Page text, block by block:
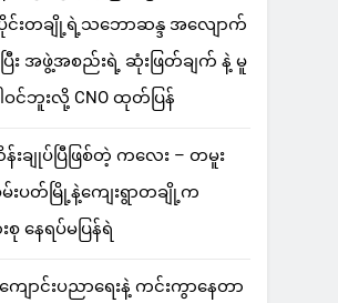
ပိုင်းတချို့ရဲ့သဘောဆန္ဒ အလျောက်
ြီး အဖွဲ့အစည်းရဲ့ ဆုံးဖြတ်ချက် နဲ့ မူ
ဝင်ဘူးလို့ CNO ထုတ်ပြန်
းချုပ်ပြီဖြစ်တဲ့ ကလေး – တမူး
းပတ်မြို့နဲ့ကျေးရွာတချို့က
နေရပ်မပြန်ရဲ
ျောင်းပညာရေးနဲ့ ကင်းကွာနေတာ